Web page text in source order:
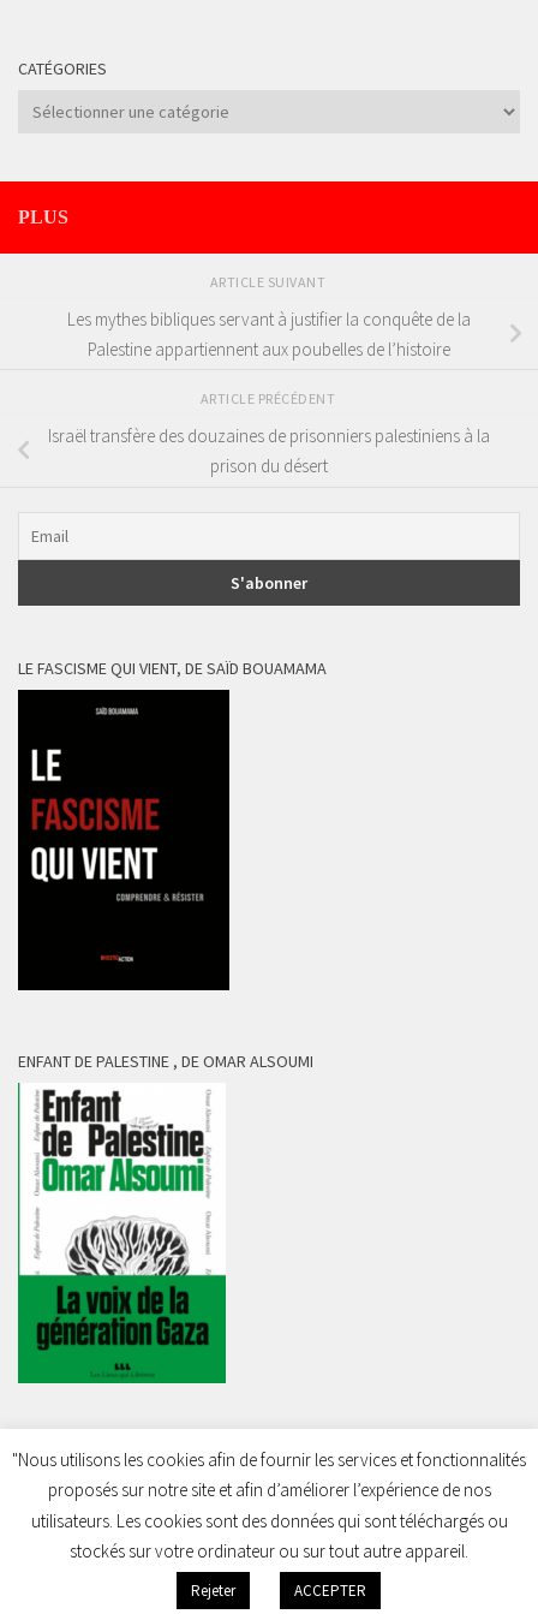
CATÉGORIES
Catégories
PLUS
ARTICLE SUIVANT
Les mythes bibliques servant à justifier la conquête de la
Palestine appartiennent aux poubelles de l’histoire
ARTICLE PRÉCÉDENT
Israël transfère des douzaines de prisonniers palestiniens à la
prison du désert
LE FASCISME QUI VIENT, DE SAÏD BOUAMAMA
ENFANT DE PALESTINE , DE OMAR ALSOUMI
Charleroi Pour la Palestine © 2026. Tous droits réservés.
"Nous utilisons les cookies afin de fournir les services et fonctionnalités
proposés sur notre site et afin d’améliorer l’expérience de nos
utilisateurs. Les cookies sont des données qui sont téléchargés ou
stockés sur votre ordinateur ou sur tout autre appareil.
Rejeter ACCEPTER